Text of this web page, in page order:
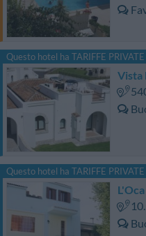
Questo hotel ha TARIFFE
Vista
Questo hotel ha TARIFFE